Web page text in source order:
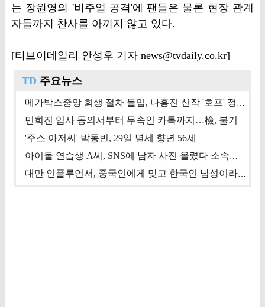
는 장원영의 '비주얼 공격'에 팬들은 물론 현장 관계
자들까지 찬사를 아끼지 않고 있다.
[티브이데일리 안성후 기자 news@tvdaily.co.kr]
TD 주요뉴스
'주스 아저씨' 박동빈, 29일 별세 향년 56세
대만 인플루언서, 중국인에게 맞고 한국인 남성이라 진술 '후폭풍'